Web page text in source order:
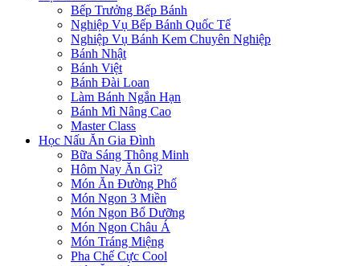
Bếp Trưởng Bếp Bánh
Nghiệp Vụ Bếp Bánh Quốc Tế
Nghiệp Vụ Bánh Kem Chuyên Nghiệp
Bánh Nhật
Bánh Việt
Bánh Đài Loan
Làm Bánh Ngắn Hạn
Bánh Mì Nâng Cao
Master Class
Học Nấu Ăn Gia Đình
Bữa Sáng Thông Minh
Hôm Nay Ăn Gì?
Món Ăn Đường Phố
Món Ngon 3 Miền
Món Ngon Bổ Dưỡng
Món Ngon Châu Á
Món Tráng Miệng
Pha Chế Cực Cool